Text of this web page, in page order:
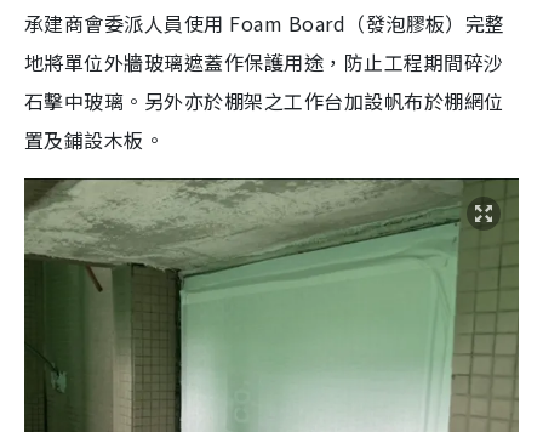
承建商會委派人員使用 Foam Board（發泡膠板）完整
地將單位外牆玻璃遮蓋作保護用途，防止工程期間碎沙
石擊中玻璃。另外亦於棚架之工作台加設帆布於棚網位
置及鋪設木板。